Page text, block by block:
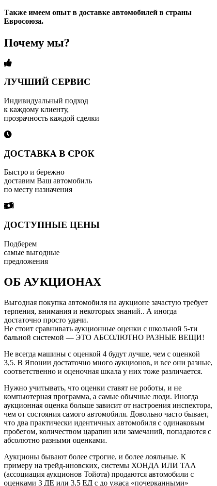
Также имеем опыт в доставке автомобилей в страны
Евросоюза.
Почему мы?
ЛУЧШИЙ СЕРВИС
Индивидуальный подход
к каждому клиенту,
прозрачность каждой сделки
ДОСТАВКА В СРОК
Быстро и бережно
доставим Ваш автомобиль
по месту назначения
ДОСТУПНЫЕ ЦЕНЫ
Подберем
самые выгодные
предложения
ОБ АУКЦИОНАХ
Выгодная покупка автомобиля на аукционе зачастую требует
терпения, внимания и некоторых знаний.. А иногда
достаточно просто удачи.
Не стоит сравнивать аукционные оценки с школьной 5-ти
бальной системой — ЭТО АБСОЛЮТНО РАЗНЫЕ ВЕЩИ!
Не всегда машины с оценкой 4 будут лучше, чем с оценкой
3,5. В Японии достаточно много аукционов, и все они разные,
соответственно и оценочная шкала у них тоже различается.
Нужно учитывать, что оценки ставят не роботы, и не
компьютерная программа, а самые обычные люди. Иногда
аукционная оценка больше зависит от настроения инспектора,
чем от состояния самого автомобиля. Довольно часто бывает,
что два практически идентичных автомобиля с одинаковым
пробегом, количеством царапин или замечаний, попадаются с
абсолютно разными оценками.
Аукционы бывают более строгие, и более лояльные. К
примеру на трейд-иновских, системы ХОНДА ИЛИ ТАА
(ассоциация аукционов Тойота) продаются автомобили с
оценками 3 ДЕ или 3,5 ЕД с до ужаса «почерканными»